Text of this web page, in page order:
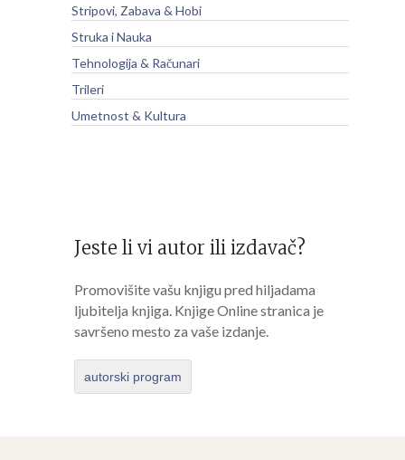
Stripovi, Zabava & Hobi
Struka i Nauka
Tehnologija & Računari
Trileri
Umetnost & Kultura
Jeste li vi autor ili izdavač?
Promovišite vašu knjigu pred hiljadama
ljubitelja knjiga. Knjige Online stranica je
savršeno mesto za vaše izdanje.
autorski program